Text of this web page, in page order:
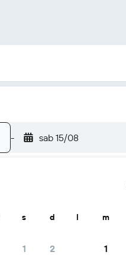
- sab 15/08
s d
1 2
l m
1